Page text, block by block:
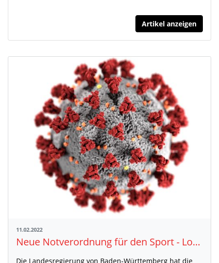
Artikel anzeigen
11.02.2022
Neue Notverordnung für den Sport - Lockerungen bei Veranstaltungen
Die Landesregierung von Baden-Württemberg hat die